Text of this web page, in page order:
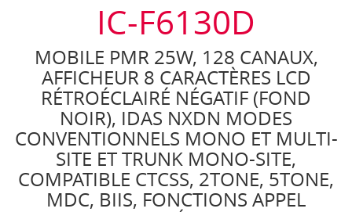
IC-F6130D
MOBILE PMR 25W, 128 CANAUX,
AFFICHEUR 8 CARACTÈRES LCD
RÉTROÉCLAIRÉ NÉGATIF (FOND
NOIR), IDAS NXDN MODES
CONVENTIONNELS MONO ET MULTI-
SITE ET TRUNK MONO-SITE,
COMPATIBLE CTCSS, 2TONE, 5TONE,
MDC, BIIS, FONCTIONS APPEL